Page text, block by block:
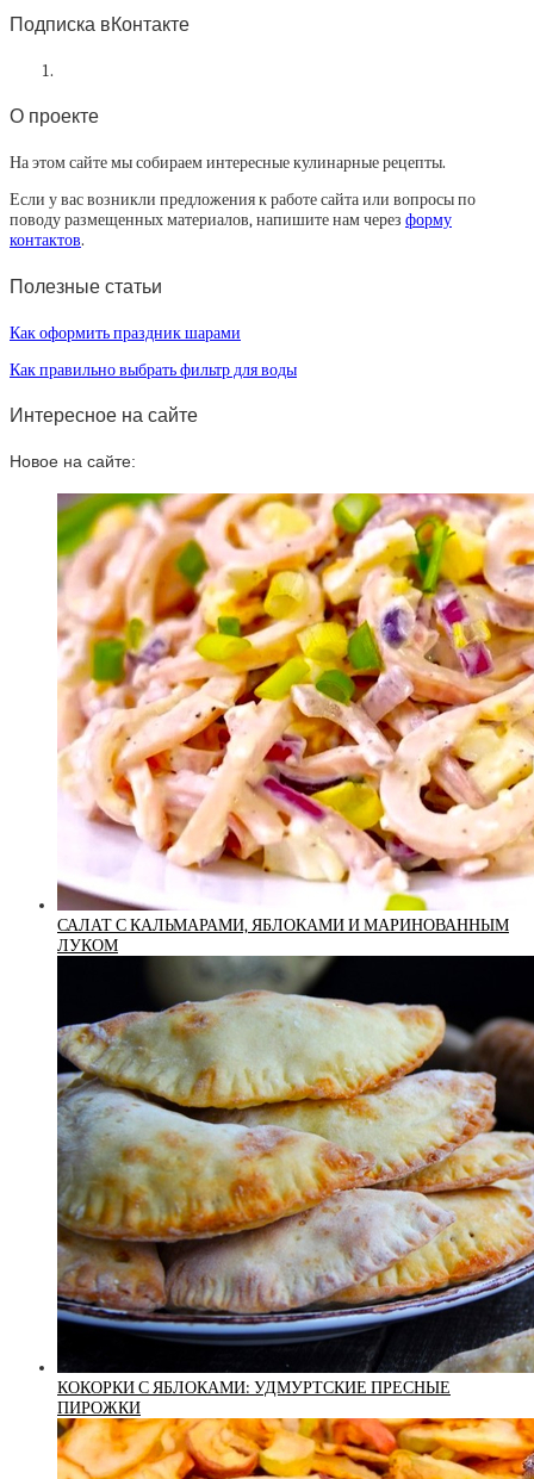
Подписка вКонтакте
О проекте
На этом сайте мы собираем интересные кулинарные рецепты.
Если у вас возникли предложения к работе сайта или вопросы по
поводу размещенных материалов, напишите нам через форму
контактов.
Полезные статьи
Как оформить праздник шарами
Как правильно выбрать фильтр для воды
Интересное на сайте
Новое на сайте:
САЛАТ С КАЛЬМАРАМИ, ЯБЛОКАМИ И МАРИНОВАННЫМ
ЛУКОМ
КОКОРКИ С ЯБЛОКАМИ: УДМУРТСКИЕ ПРЕСНЫЕ
ПИРОЖКИ